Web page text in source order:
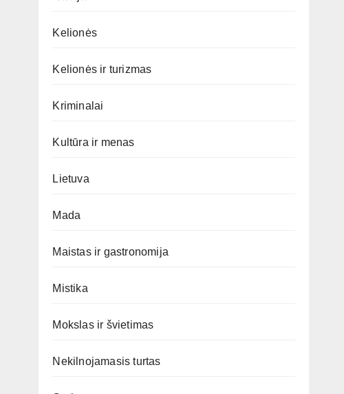
Kelionės
Kelionės ir turizmas
Kriminalai
Kultūra ir menas
Lietuva
Mada
Maistas ir gastronomija
Mistika
Mokslas ir švietimas
Nekilnojamasis turtas